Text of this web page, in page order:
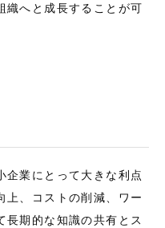
織へと成長することが可
企業にとって大きな利点
上、コストの削減、ワー
長期的な知識の共有とス